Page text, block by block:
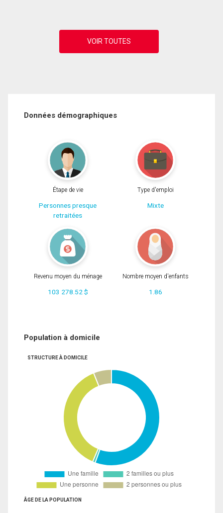
Données démographiques
Étape de vie
Personnes presque
retraitées
Type d'emploi
Mixte
Revenu moyen du ménage
103 278.52 $
Nombre moyen d'enfants
1.86
Population à domicile
STRUCTURE À DOMICILE
ÂGE DE LA POPULATION